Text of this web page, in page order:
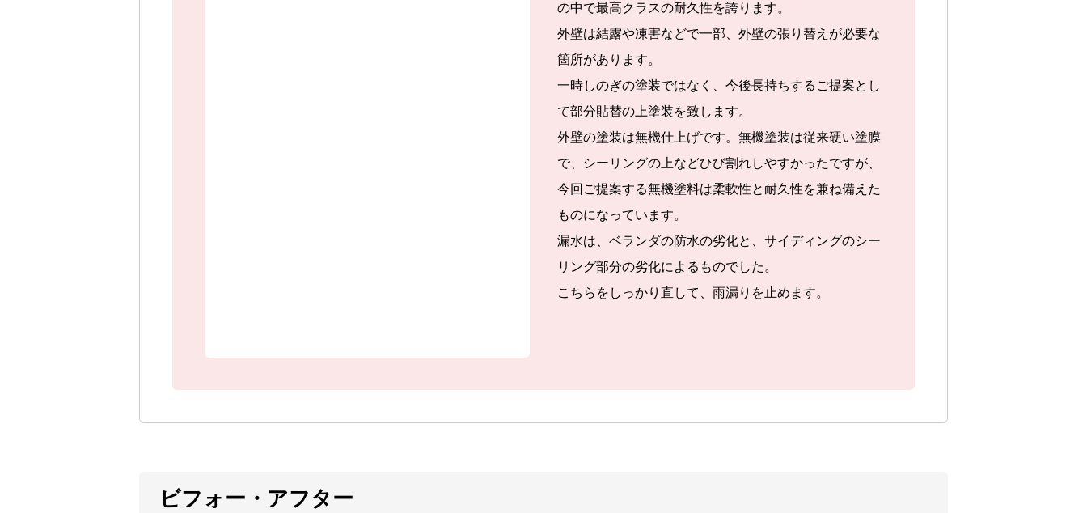
の中で最高クラスの耐久性を誇ります。
外壁は結露や凍害などで一部、外壁の張り替えが必要な
箇所があります。
一時しのぎの塗装ではなく、今後長持ちするご提案とし
て部分貼替の上塗装を致します。
外壁の塗装は無機仕上げです。無機塗装は従来硬い塗膜
で、シーリングの上などひび割れしやすかったですが、
今回ご提案する無機塗料は柔軟性と耐久性を兼ね備えた
ものになっています。
漏水は、ベランダの防水の劣化と、サイディングのシー
リング部分の劣化によるものでした。
こちらをしっかり直して、雨漏りを止めます。
ビフォー・アフター